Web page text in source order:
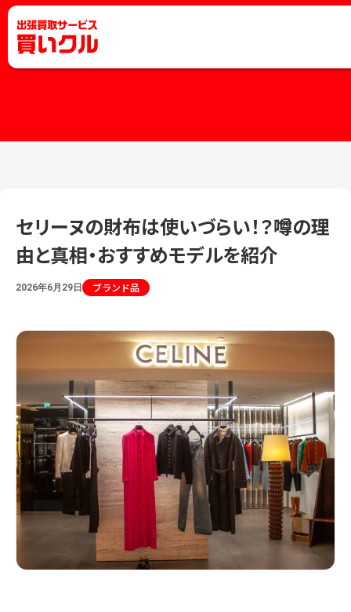
セリーヌの財布は使いづらい！？噂の理
由と真相・おすすめモデルを紹介
2026年6月29日 ブランド品